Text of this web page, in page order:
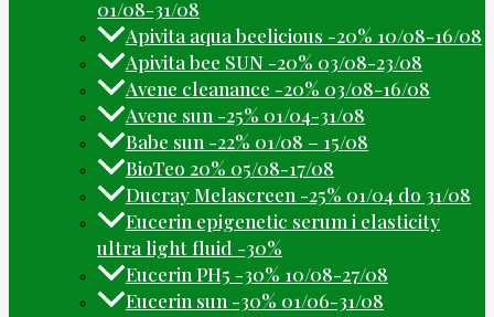
01/08-31/08
Apivita aqua beelicious -20% 10/08-16/08
Apivita bee SUN -20% 03/08-23/08
Avene cleanance -20% 03/08-16/08
Avene sun -25% 01/04-31/08
Babe sun -22% 01/08 – 15/08
BioTeo 20% 05/08-17/08
Ducray Melascreen -25% 01/04 do 31/08
Eucerin epigenetic serum i elasticity
ultra light fluid -30%
Eucerin PH5 -30% 10/08-27/08
Eucerin sun -30% 01/06-31/08